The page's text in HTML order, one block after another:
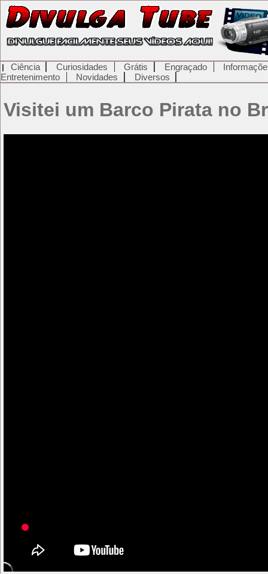
Ciência Curiosidades Grátis Engraçado
Entretenimento
Novidades Diversos
Visitei um Barco Pirata no